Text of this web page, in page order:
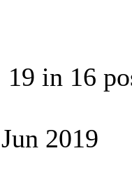
19 in 16
2019